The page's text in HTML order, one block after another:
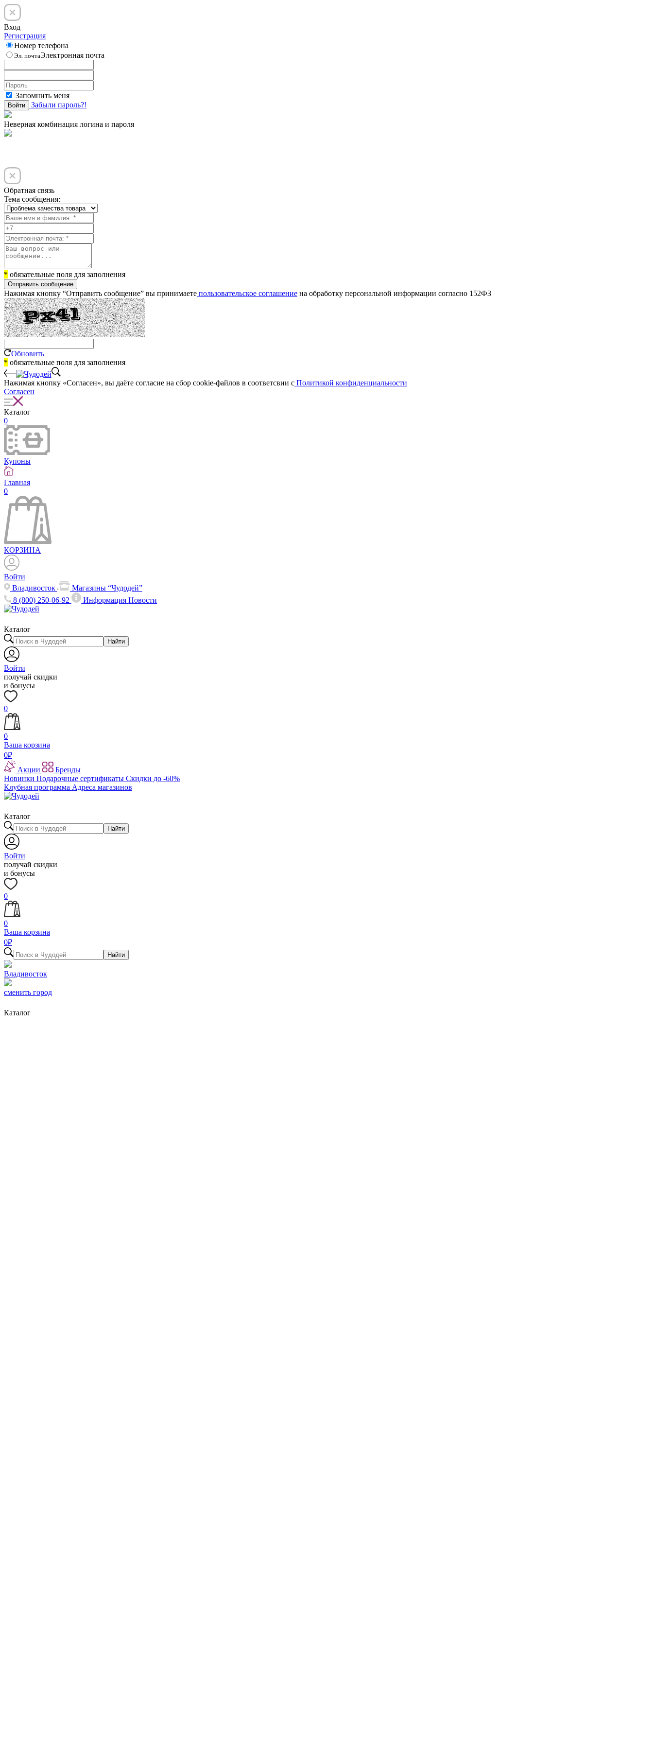
Вход
Регистрация
Номер телефона
Эл. почтаЭлектронная почта
Запомнить меня
Войти Забыли пароль?!
Неверная комбинация логина и пароля
Обратная связь
Тема сообщения:
* обязательные поля для заполнения
Отправить сообщение
Нажимая кнопку “Отправить сообщение” вы принимаете пользовательское соглашение на обработку персональной информации согласно 152ФЗ
Обновить
* обязательные поля для заполнения
Нажимая кнопку «Согласен», вы даёте cогласие на сбор cookie-файлов в соответсвии с Политикой конфиденциальности
Согласен
Каталог
0
Купоны
Главная
0
КОРЗИНА
Войти
Владивосток
Магазины “Чудодей”
8 (800) 250-06-92
ИнформацияНовости
Каталог
Найти
Войти
получай скидки
и бонусы
0
0
Ваша корзина
0₽
Акции
Бренды
Новинки Подарочные сертификаты Скидки до -60%
Клубная программа Адреса магазинов
Каталог
Найти
Войти
получай скидки
и бонусы
0
0
Ваша корзина
0₽
Найти
Владивосток
сменить город
Каталог